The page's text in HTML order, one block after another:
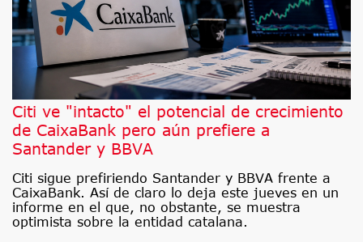
Citi ve "intacto" el potencial de crecimiento
de CaixaBank pero aún prefiere a
Santander y BBVA
Citi sigue prefiriendo Santander y BBVA frente a
CaixaBank. Así de claro lo deja este jueves en un
informe en el que, no obstante, se muestra
optimista sobre la entidad catalana.